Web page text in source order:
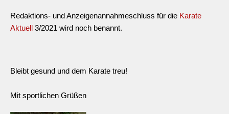
Redaktions- und Anzeigenannahmeschluss für die Karate
Aktuell 3/2021 wird noch benannt.
Bleibt gesund und dem Karate treu!
Mit sportlichen Grüßen